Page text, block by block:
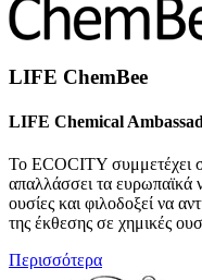
LIFE ChemBee
LIFE Chemical
To ECOCITY συμμετέχει
απαλλάσσει τα ευρωπαϊκά
ουσίες και φιλοδοξεί να
της έκθεσης σε χημικές
Περισσότερα